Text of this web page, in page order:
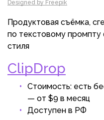
Designed by Freepik
Продуктовая съёмка,
по текстовому
стиля
ClipDrop
Стоимость: есть
— от $9 в месяц
Доступен в РФ